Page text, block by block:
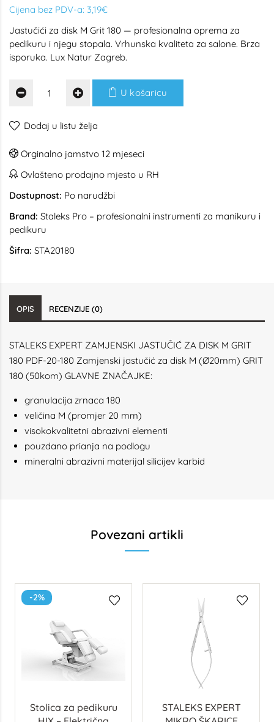
Cijena bez PDV-a: 3,19€
Jastučići za disk M Grit 180 — profesionalna oprema za
pedikuru i njegu stopala. Vrhunska kvaliteta za salone. Brza
isporuka. Lux Natur Zagreb.
U košaricu
Dodaj u listu želja
Orginalno jamstvo 12 mjeseci
Ovlašteno prodajno mjesto u RH
Dostupnost: Po narudžbi
Brand: Staleks Pro – profesionalni instrumenti za manikuru i
pedikuru
Šifra: STA20180
OPIS RECENZIJE (0)
STALEKS EXPERT ZAMJENSKI JASTUČIĆ ZA DISK M GRIT
180 PDF-20-180 Zamjenski jastučić za disk M (Ø20mm) GRIT
180 (50kom) GLAVNE ZNAČAJKE:
granulacija zrnaca 180
veličina M (promjer 20 mm)
visokokvalitetni abrazivni elementi
pouzdano prianja na podlogu
mineralni abrazivni materijal silicijev karbid
Povezani artikli
-2%
Stolica za pedikuru
STALEKS EXPERT